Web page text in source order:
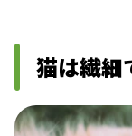
猫は繊細